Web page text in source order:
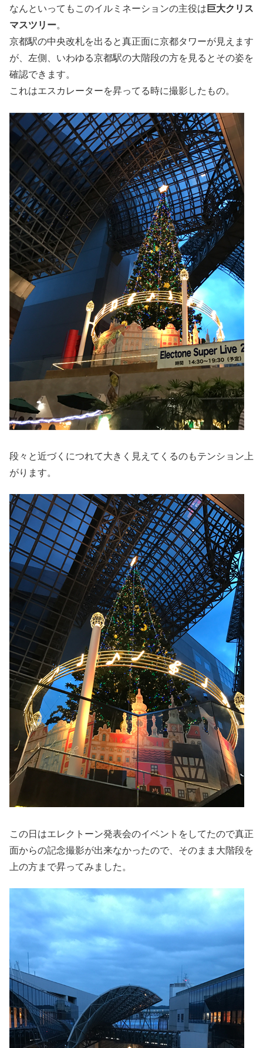
なんといってもこのイルミネーションの主役は 巨大クリス
マスツリー。
京都駅の中央改札を出ると真正面に京都タワーが見えます
が、左側、いわゆる京都駅の大階段の方を見るとその姿を
確認できます。
これはエスカレーターを昇ってる時に撮影したもの。
段々と近づくにつれて大きく見えてくるのもテンション上
がります。
この日はエレクトーン発表会のイベントをしてたので真正
面からの記念撮影が出来なかったので、そのまま大階段を
上の方まで昇ってみました。